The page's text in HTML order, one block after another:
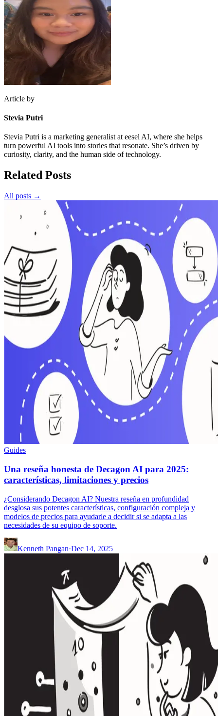
Article by
Stevia Putri
Stevia Putri is a marketing generalist at eesel AI, where she helps
turn powerful AI tools into stories that resonate. She’s driven by
curiosity, clarity, and the human side of technology.
Related Posts
All posts →
Guides
Una reseña honesta de Decagon AI para 2025:
características, limitaciones y precios
¿Considerando Decagon AI? Nuestra reseña en profundidad
desglosa sus potentes características, configuración compleja y
modelos de precios para ayudarle a decidir si se adapta a las
necesidades de su equipo de soporte.
Kenneth Pangan·Dec 14, 2025